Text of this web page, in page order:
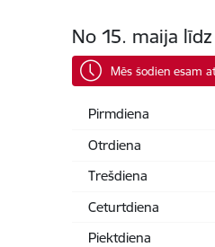
No 15. maija
Mēs šodien esam
Pirmdiena
Otrdiena
Trešdiena
Ceturtdiena
Piektdiena